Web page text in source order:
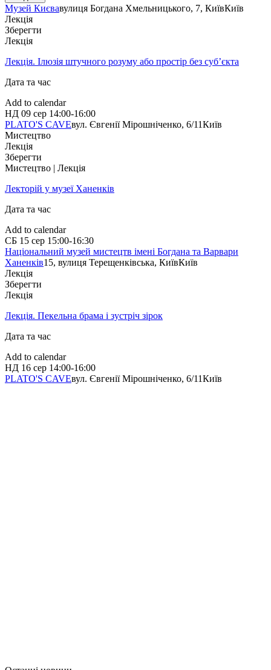
Музей Києвавулиця Богдана Хмельницького, 7, КиївКиїв
Лекція
Зберегти
Лекція
Лекція. Ілюзія штучного розуму або простір без суб’єкта
Дата та час
Add to calendar
НД 09 сер 14:00-16:00
PLATO'S CAVEвул. Євгенії Мірошніченко, 6/11Київ
Мистецтво
Лекція
Зберегти
Мистецтво | Лекція
Лекторій у музеї Ханенків
Дата та час
Add to calendar
СБ 15 сер 15:00-16:30
Національний музей мистецтв імені Богдана та Варвари
Ханенків15, вулиця Терещенківська, КиївКиїв
Лекція
Зберегти
Лекція
Лекція. Пекельна брама і зустріч зірок
Дата та час
Add to calendar
НД 16 сер 14:00-16:00
PLATO'S CAVEвул. Євгенії Мірошніченко, 6/11Київ